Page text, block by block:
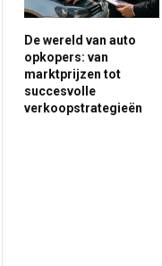
De wereld van auto
opkopers: van
marktprijzen tot
succesvolle
verkoopstrategieën